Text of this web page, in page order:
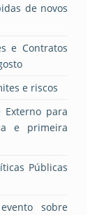
de novos
e Contratos
e riscos
Externo para
e primeira
Públicas
sobre